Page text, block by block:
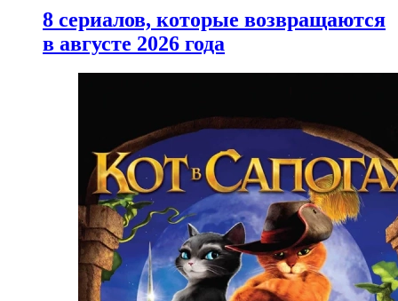
8 сериалов, которые возвращаются
в августе 2026 года